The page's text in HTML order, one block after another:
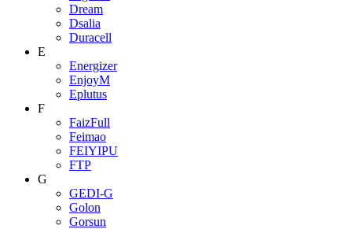
Dream
Dsalia
Duracell
E
Energizer
EnjoyM
Eplutus
F
FaizFull
Feimao
FEIYIPU
FTP
G
GEDI-G
Golon
Gorsun